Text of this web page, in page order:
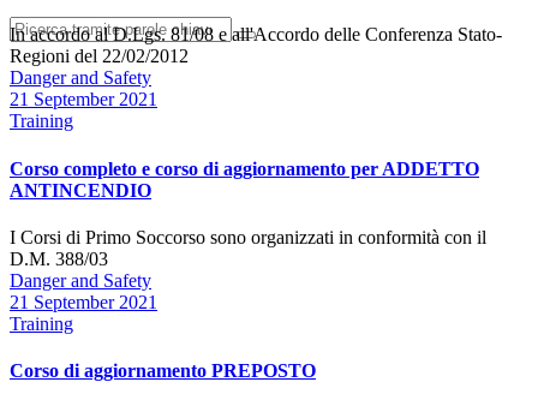
In accordo al D.Lgs. 81/08 e all'Accordo delle Conferenza Stato-
Regioni del 22/02/2012
Author
Danger and Safety
Date
21 September 2021
Categories
Training
Corso completo e corso di aggiornamento per ADDETTO
ANTINCENDIO
I Corsi di Primo Soccorso sono organizzati in conformità con il
D.M. 388/03
Author
Danger and Safety
Date
21 September 2021
Categories
Training
Corso di aggiornamento PREPOSTO